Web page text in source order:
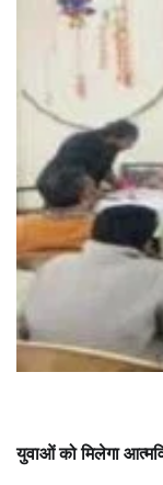
युवाओं को मिलेगा